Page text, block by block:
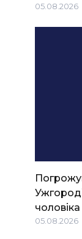
05.08.2026
чоловіка
05.08.2026